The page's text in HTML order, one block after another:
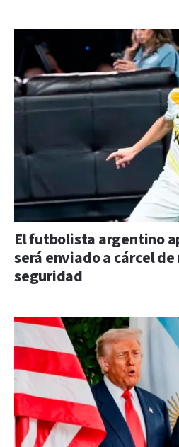
El futbolista argentino
será enviado a cárcel
seguridad